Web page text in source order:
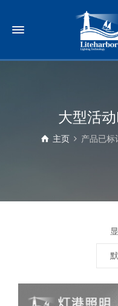
大型活
主页 产品已标